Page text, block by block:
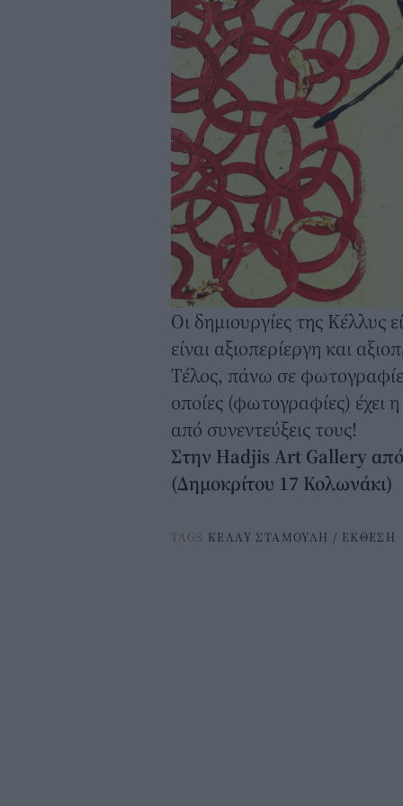
Οι δημιουργίες της Κέλλυς
είναι αξιοπερίεργη και
Τέλος, πάνω σε
οποίες (φωτογραφίες) έχει
από συνεντεύξεις τους!
Στην Hadjis Art Gallery από
(Δημοκρίτου 17 Κολωνάκι)
TAGS ΚΕΛΛΥ ΣΤΑΜΟΥΛΗ / ΕΚΘΕΣΗ